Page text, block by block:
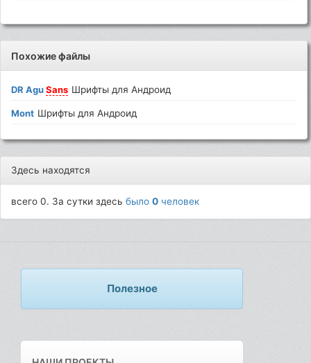
Похожие файлы
DR AguSans Шрифты для Андроид
Mont Шрифты для Андроид
Здесь находятся
всего 0. За сутки здесьбыло0 человек
Полезное